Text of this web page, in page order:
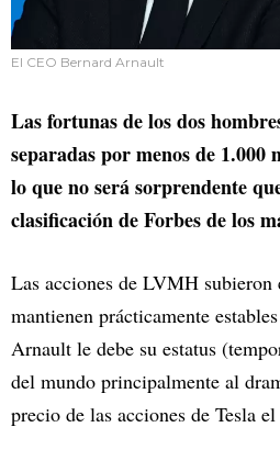
El CEO Bernard Arnault
Las fortunas de los dos
separadas por menos de
lo que no será sorprendente
clasificación de Forbes de los
Las acciones de LVMH subieron
mantienen prácticamente
Arnault le debe su estatus
del mundo principalmente al
precio de las acciones de Tesla el